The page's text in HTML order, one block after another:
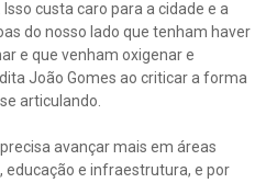
custa caro para a cidade e a
do nosso lado que tenham haver
e que venham oxigenar e
João Gomes ao criticar a forma
articulando.
avançar mais em áreas
educação e infraestrutura, e por